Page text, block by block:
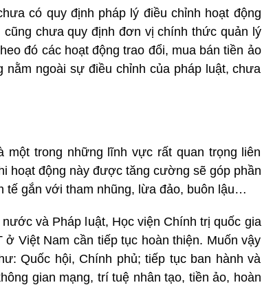
có quy định pháp lý điều chỉnh hoạt động
chưa quy định đơn vị chính thức quản lý
đó các hoạt động trao đổi, mua bán tiền ảo
nằm ngoài sự điều chỉnh của pháp luật, chưa
một trong những lĩnh vực rất quan trọng liên
hoạt động này được tăng cường sẽ góp phần
tế gắn với tham nhũng, lừa đảo, buôn lậu…
và Pháp luật, Học viện Chính trị quốc gia
Việt Nam cần tiếp tục hoàn thiện. Muốn vậy
Quốc hội, Chính phủ; tiếp tục ban hành và
gian mạng, trí tuệ nhân tạo, tiền ảo, hoàn